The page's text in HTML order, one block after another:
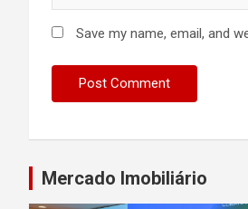
Save my name, email, and
Mercado Imobiliário